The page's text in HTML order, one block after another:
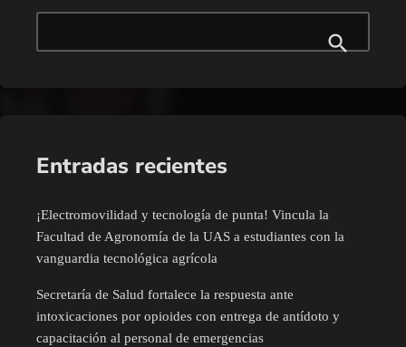
Entradas recientes
¡Electromovilidad y tecnología de punta! Vincula la
Facultad de Agronomía de la UAS a estudiantes con la
vanguardia tecnológica agrícola
Secretaría de Salud fortalece la respuesta ante
intoxicaciones por opioides con entrega de antídoto y
capacitación al personal de emergencias